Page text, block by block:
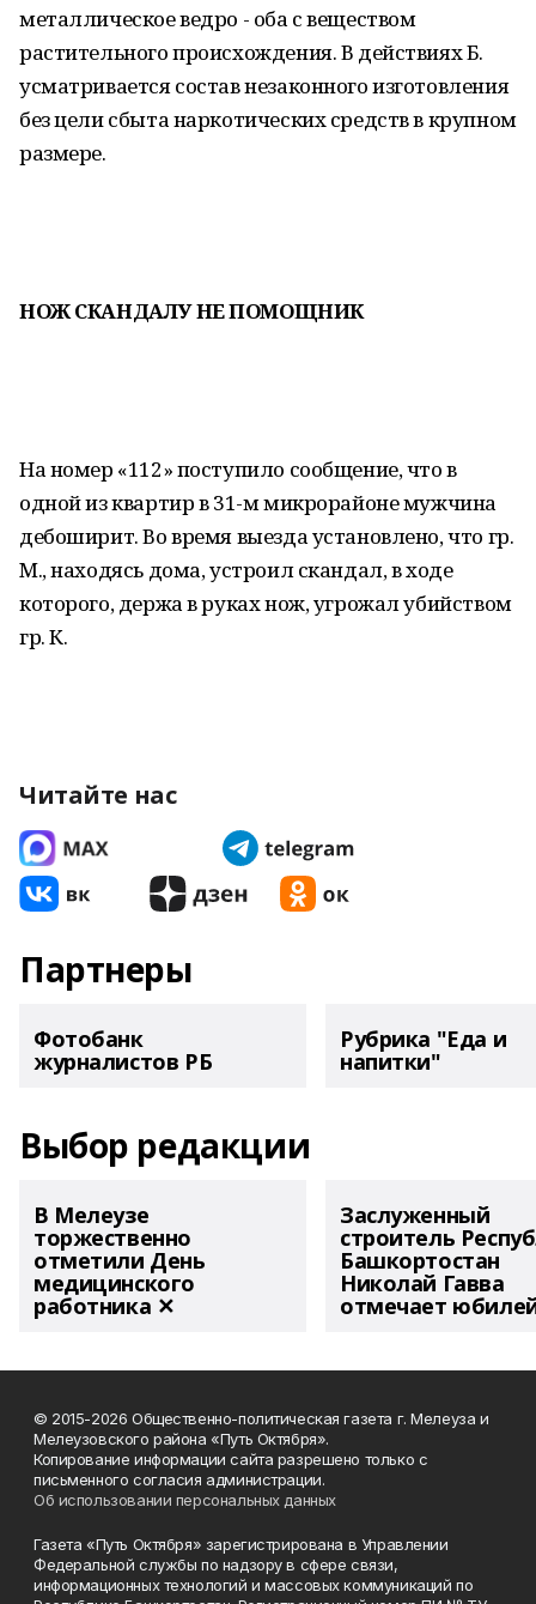
металлическое ведро - оба с веществом
растительного происхождения. В действиях Б.
усматривается состав незаконного изготовления
без цели сбыта наркотических средств в крупном
размере.
НОЖ СКАНДАЛУ НЕ ПОМОЩНИК
На номер «112» поступило сообщение, что в
одной из квартир в 31-м микрорайоне мужчина
дебоширит. Во время выезда установлено, что гр.
М., находясь дома, устроил скандал, в ходе
которого, держа в руках нож, угрожал убийством
гр. К.
Читайте нас
Партнеры
Фотобанк
журналистов РБ
Рубрика "Еда и
напитки"
Выбор редакции
В Мелеузе
торжественно
отметили День
медицинского
работника ✕
Заслуженный
строитель
Башкортостан
Николай Гавва
отмечает
© 2015-2026 Общественно-политическая газета г. Мелеуза и
Мелеузовского района «Путь Октября».
Копирование информации сайта разрешено только с
письменного согласия администрации.
Об использовании персональных данных
Газета «Путь Октября» зарегистрирована в Управлении
Федеральной службы по надзору в сфере связи,
информационных технологий и массовых коммуникаций по